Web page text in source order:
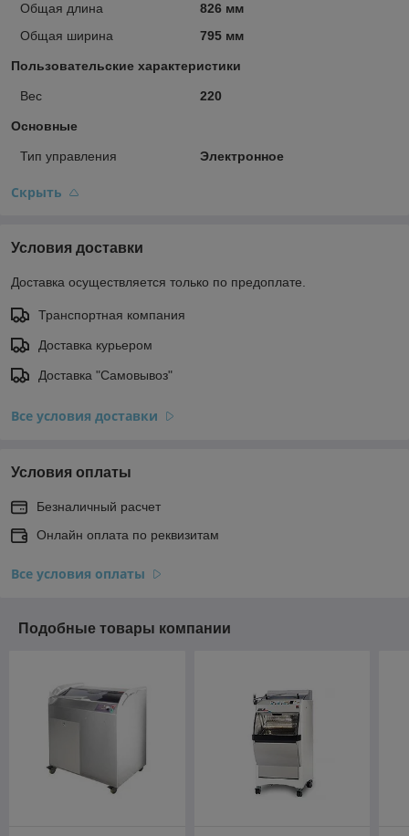
Общая длина
826 мм
Общая ширина
795 мм
Пользовательские характеристики
Вес 220
Основные
Тип управления Электронное
Скрыть
Условия доставки
Доставка осуществляется только по предоплате.
Транспортная компания
Доставка курьером
Доставка "Самовывоз"
Все условия доставки
Условия оплаты
Безналичный расчет
Онлайн оплата по реквизитам
Все условия оплаты
Подобные товары компании